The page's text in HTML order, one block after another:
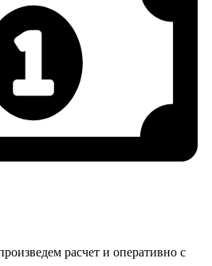
расчет и оперативно с